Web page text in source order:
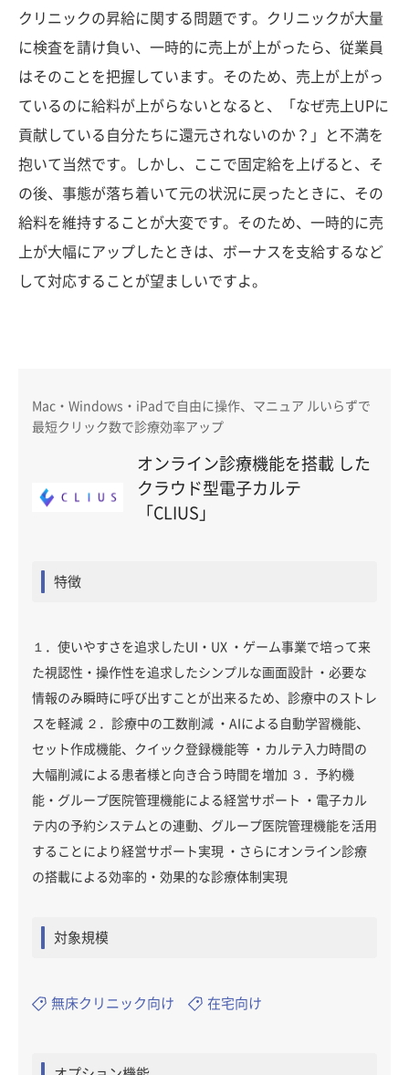
クリニックの昇給に関する問題です。クリニックが大量
に検査を請け負い、一時的に売上が上がったら、従業員
はそのことを把握しています。そのため、売上が上がっ
ているのに給料が上がらないとなると、「なぜ売上UPに
貢献している自分たちに還元されないのか？」と不満を
抱いて当然です。しかし、ここで固定給を上げると、そ
の後、事態が落ち着いて元の状況に戻ったときに、その
給料を維持することが大変です。そのため、一時的に売
上が大幅にアップしたときは、ボーナスを支給するなど
して対応することが望ましいですよ。
Mac・Windows・iPadで自由に操作、マニュア ルいらずで
最短クリック数で診療効率アップ
オンライン診療機能を搭載 した
クラウド型電子カルテ
「CLIUS」
特徴
１．使いやすさを追求したUI・UX ・ゲーム事業で培って来
た視認性・操作性を追求したシンプルな画面設計 ・必要な
情報のみ瞬時に呼び出すことが出来るため、診療中のストレ
スを軽減 ２．診療中の工数削減 ・AIによる自動学習機能、
セット作成機能、クイック登録機能等 ・カルテ入力時間の
大幅削減による患者様と向き合う時間を増加 ３．予約機
能・グループ医院管理機能による経営サポート ・電子カル
テ内の予約システムとの連動、グループ医院管理機能を活用
することにより経営サポート実現 ・さらにオンライン診療
の搭載による効率的・効果的な診療体制実現
対象規模
無床クリニック向け 在宅向け